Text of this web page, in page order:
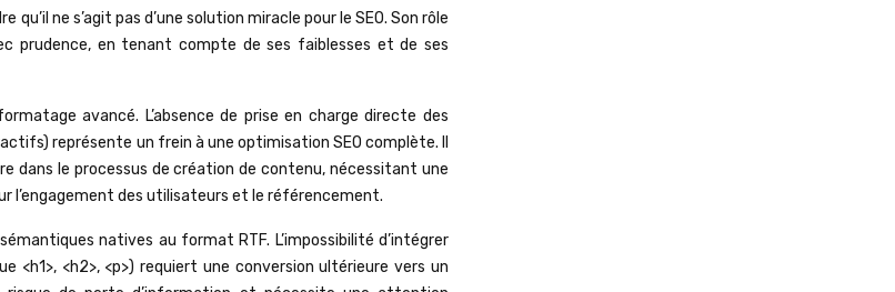
ne s’agit pas d’une solution miracle pour le SEO. Son rôle
prudence, en tenant compte de ses faiblesses et de ses
avancé. L’absence de prise en charge directe des
représente un frein à une optimisation SEO complète. Il
dans le processus de création de contenu, nécessitant une
l’engagement des utilisateurs et le référencement.
natives au format RTF. L’impossibilité d’intégrer
<h1>, <h2>, <p>) requiert une conversion ultérieure vers un